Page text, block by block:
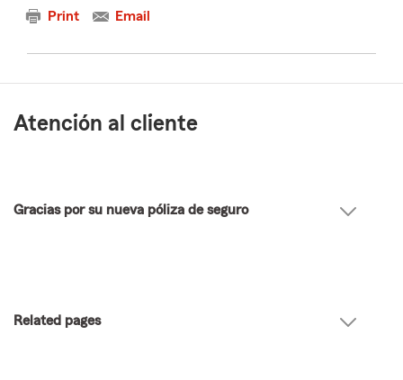
Print Email
Atención al cliente
Gracias por su nueva póliza de seguro
Related pages